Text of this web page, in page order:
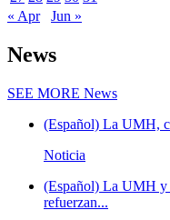
« Apr
Jun »
News
SEE MORE News
(Español) La UMH,
Noticia
(Español) La UMH y
refuerzan...